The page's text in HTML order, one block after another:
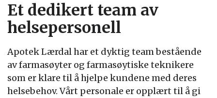
Et dedikert team av
helsepersonell
Apotek Lærdal har et dyktig team bestående
av farmasøyter og farmasøytiske teknikere
som er klare til å hjelpe kundene med deres
helsebehov. Vårt personale er opplært til å gi